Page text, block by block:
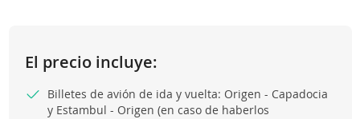
El precio incluye:
Billetes de avión de ida y vuelta: Origen - Capadocia
y Estambul - Origen (en caso de haberlos